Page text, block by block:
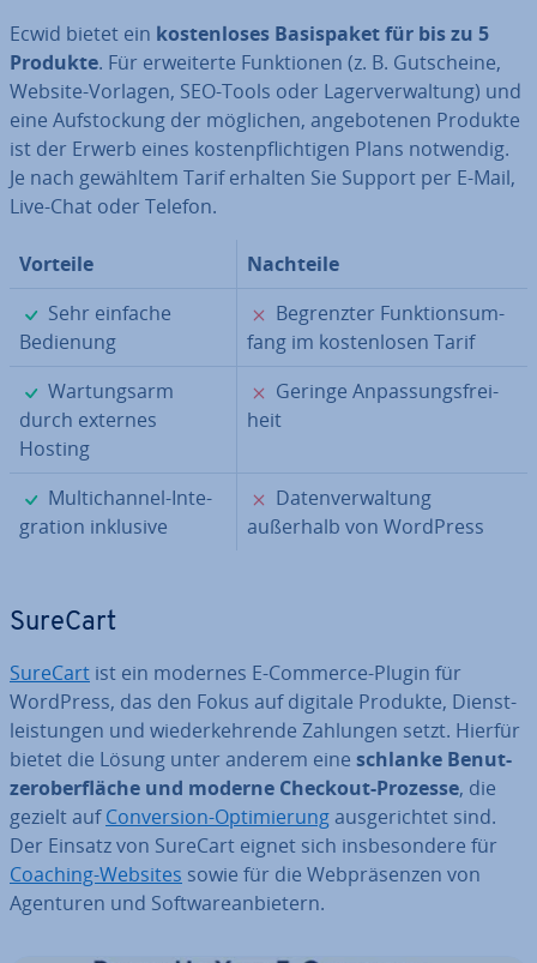
Ecwid bietet ein kos­ten­lo­ses Ba­sis­pa­ket für bis zu 5
Produkte. Für er­wei­ter­te Funk­tio­nen (z. B. Gut­schei­ne,
Website-Vorlagen, SEO-Tools oder La­ger­ver­wal­tung) und
eine Auf­sto­ckung der möglichen, an­ge­bo­te­nen Produkte
ist der Erwerb eines kos­ten­pflich­ti­gen Plans notwendig.
Je nach gewähltem Tarif erhalten Sie Support per E-Mail,
Live-Chat oder Telefon.
Vorteile
Nachteile
✓
Sehr einfache
Bedienung
✗
Be­grenz­ter Funk­ti­ons­um­
fang im kos­ten­lo­sen Tarif
✓
War­tungs­arm
durch externes
Hosting
✗
Geringe An­pas­sungs­frei­
heit
✓
Mul­tich­an­nel-In­te­
gra­ti­on inklusive
✗
Da­ten­ver­wal­tung
außerhalb von WordPress
SureCart
SureCart ist ein modernes E-Commerce-Plugin für
WordPress, das den Fokus auf digitale Produkte, Dienst­
leis­tun­gen und wie­der­keh­ren­de Zahlungen setzt. Hierfür
bietet die Lösung unter anderem eine schlanke Be­nut­
zer­ober­flä­che und moderne Checkout-Prozesse, die
gezielt aufCon­ver­si­on-Op­ti­mie­rungaus­ge­rich­tet sind.
Der Einsatz von SureCart eignet sich ins­be­son­de­re für
Coaching-Websites sowie für die Web­prä­sen­zen von
Agenturen und Soft­ware­an­bie­tern.